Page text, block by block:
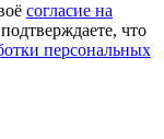
согласие на
что
персональных